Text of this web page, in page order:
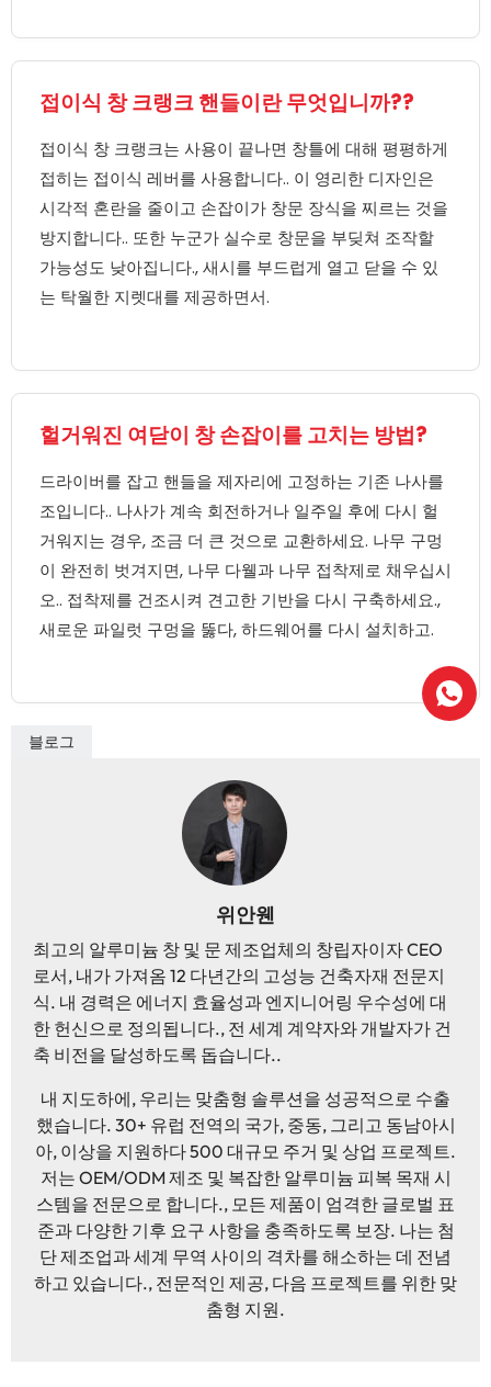
접이식 창 크랭크 핸들이란 무엇입니까??
접이식 창 크랭크는 사용이 끝나면 창틀에 대해 평평하게
접히는 접이식 레버를 사용합니다.. 이 영리한 디자인은
시각적 혼란을 줄이고 손잡이가 창문 장식을 찌르는 것을
방지합니다.. 또한 누군가 실수로 창문을 부딪쳐 조작할
가능성도 낮아집니다., 새시를 부드럽게 열고 닫을 수 있
는 탁월한 지렛대를 제공하면서.
헐거워진 여닫이 창 손잡이를 고치는 방법?
드라이버를 잡고 핸들을 제자리에 고정하는 기존 나사를
조입니다.. 나사가 계속 회전하거나 일주일 후에 다시 헐
거워지는 경우, 조금 더 큰 것으로 교환하세요. 나무 구멍
이 완전히 벗겨지면, 나무 다웰과 나무 접착제로 채우십시
오.. 접착제를 건조시켜 견고한 기반을 다시 구축하세요.,
새로운 파일럿 구멍을 뚫다, 하드웨어를 다시 설치하고.
블로그
위안웬
최고의 알루미늄 창 및 문 제조업체의 창립자이자 CEO
로서, 내가 가져옴 12 다년간의 고성능 건축자재 전문지
식. 내 경력은 에너지 효율성과 엔지니어링 우수성에 대
한 헌신으로 정의됩니다., 전 세계 계약자와 개발자가 건
축 비전을 달성하도록 돕습니다..
내 지도하에, 우리는 맞춤형 솔루션을 성공적으로 수출
했습니다. 30+ 유럽 ​​전역의 국가, 중동, 그리고 동남아시
아, 이상을 지원하다 500 대규모 주거 및 상업 프로젝트.
저는 OEM/ODM 제조 및 복잡한 알루미늄 피복 목재 시
스템을 전문으로 합니다., 모든 제품이 엄격한 글로벌 표
준과 다양한 기후 요구 사항을 충족하도록 보장. 나는 첨
단 제조업과 세계 무역 사이의 격차를 해소하는 데 전념
하고 있습니다., 전문적인 제공, 다음 프로젝트를 위한 맞
춤형 지원.